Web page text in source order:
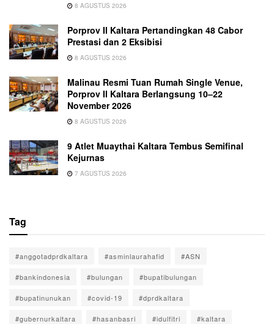
8 AGUSTUS 2026
Porprov II Kaltara Pertandingkan 48 Cabor
Prestasi dan 2 Eksibisi
8 AGUSTUS 2026
Malinau Resmi Tuan Rumah Single Venue,
Porprov II Kaltara Berlangsung 10–22
November 2026
8 AGUSTUS 2026
9 Atlet Muaythai Kaltara Tembus Semifinal
Kejurnas
7 AGUSTUS 2026
Tag
#anggotadprdkaltara #asminlaurahafid #ASN
#bankindonesia #bulungan #bupatibulungan
#bupatinunukan #covid-19 #dprdkaltara
#gubernurkaltara #hasanbasri #idulfitri #kaltara